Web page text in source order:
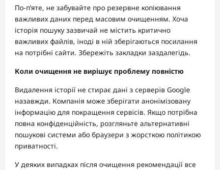
По-п’яте, не забувайте про резервне копіювання
важливих даних перед масовим очищенням. Хоча
історія пошуку зазвичай не містить критично
важливих файлів, іноді в ній зберігаються посилання
на потрібні сайти. Збережіть закладки заздалегідь.
Коли очищення не вирішує проблему повністю
Видалення історії не стирає дані з серверів Google
назавжди. Компанія може зберігати анонімізовану
інформацію для покращення сервісів. Якщо потрібна
повна конфіденційність, розгляньте альтернативні
пошукові системи або браузери з жорсткою політикою
приватності.
У деяких випадках після очищення рекомендації все